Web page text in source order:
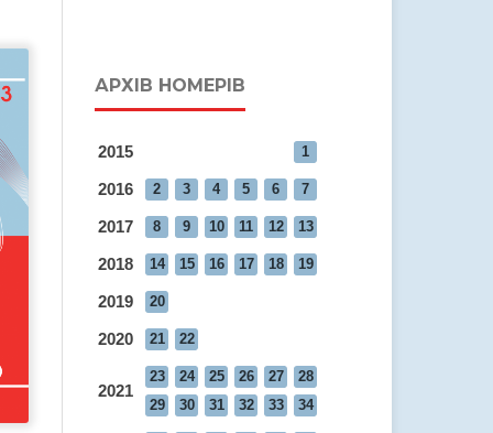
АРХІВ НОМЕРІВ
2015 1
2016 2 3 4 5 6 7
2017 8 9 10 11 12 13
2018 14 15 16 17 18 19
2019 20
2020 21 22
2021
23 24 25 26 27
28
29
30 31 32 33 34